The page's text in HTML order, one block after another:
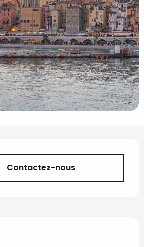
et
Contactez-nous